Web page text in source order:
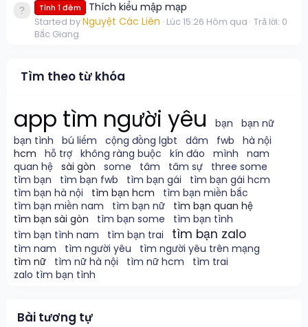
Tình 1 đêm Thích kiểu mập mạp
Started byNguyệt Các Liên Lúc 15:26 Hôm qua Trả lời: 0
Bắc Giang
Tìm theo từ khóa
app tìm người yêu bạn
bạn nữ
bạn tình
bú liếm cộng đồng lgbt dâm fwb
hà nội
hcm
hỗ trợ không ràng buộc kín đáo mình
nam
quan hệ sài gòn some tâm tâm sự
three some
tìm bạn
tìm bạn fwb tìm bạn gái
tìm bạn gái hcm
tìm bạn hà nội
tìm bạn hcm
tìm bạn miền bắc
tìm bạn miền nam
tìm bạn nữ
tìm bạn quan hệ
tìm bạn sài gòn
tìm bạn some
tìm bạn tình
tìm bạn tình nam
tìm bạn trai tìm bạn zalo
tìm nam tìm người yêu
tìm người yêu trên mạng
tìm nữ
tìm nữ hà nội tìm nữ hcm
tìm trai
zalo tìm bạn tình
Bài tương tự